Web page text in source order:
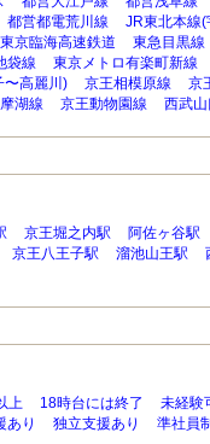
都営都電荒川線 JR東北本線(
東京臨海高速鉄道 東急目黒線
袋線 東京メトロ有楽町新線
〜高麗川) 京王相模原線 京
湖線 京王動物園線 西武山
京王堀之内駅 阿佐ヶ谷駅
京王八王子駅 溜池山王駅
上 18時台には終了 未経験
あり 独立支援あり 準社員